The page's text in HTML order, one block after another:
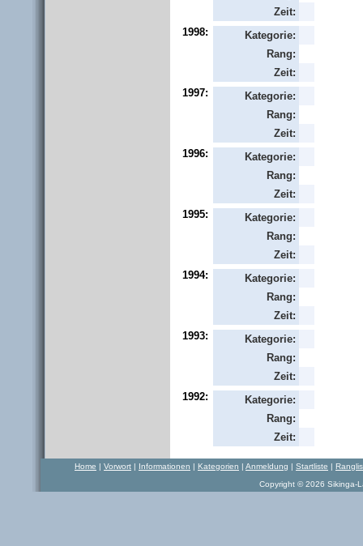
Zeit:
1998:
Kategorie:
Rang:
Zeit:
1997:
Kategorie:
Rang:
Zeit:
1996:
Kategorie:
Rang:
Zeit:
1995:
Kategorie:
Rang:
Zeit:
1994:
Kategorie:
Rang:
Zeit:
1993:
Kategorie:
Rang:
Zeit:
1992:
Kategorie:
Rang:
Zeit:
Home | Vorwort | Informationen | Kategorien | Anmeldung | Startliste |
Copyright © 2026 Sikinga-